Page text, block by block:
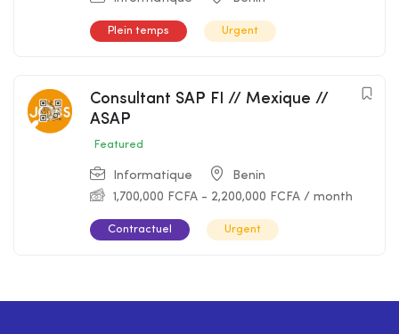
Plein temps Urgent
Consultant SAP FI // Mexique //
ASAP
Featured
Informatique
Benin
1,700,000 FCFA - 2,200,000 FCFA / month
Contractuel Urgent